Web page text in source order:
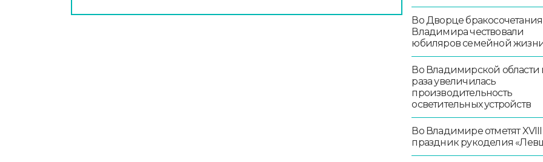
Во Дворце бракосочетания
Владимира чествовали
юбиляров семейной
Во Владимирской области
раза увеличилась
производительность
осветительных устройств
Во Владимире отметят XVIII
праздник рукоделия